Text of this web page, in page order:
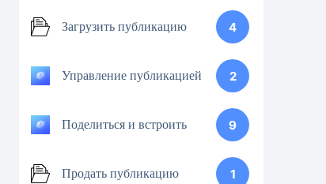
Загрузить публикацию 4
Управление публикацией 2
Поделиться и встроить 9
Продать публикацию 1